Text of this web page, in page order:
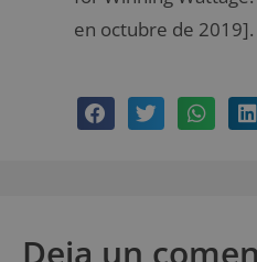
en octubre de 2019].
Deja un